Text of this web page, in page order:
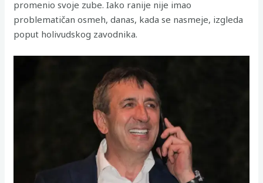
promenio svoje zube. Iako ranije nije imao
problematičan osmeh, danas, kada se nasmeje, izgleda
poput holivudskog zavodnika.